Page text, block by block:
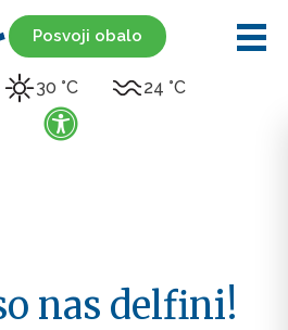
Posvoji obalo
30 °C 24 °C
nas delfini!